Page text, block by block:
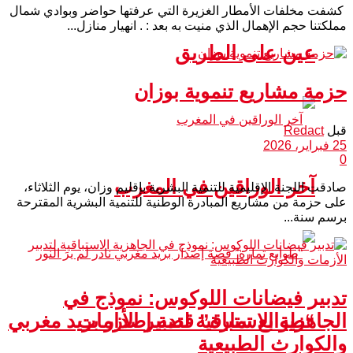
عين على الطريق
آخر الوراقين في المغرب
“طوابع تمارة” قصة إصدار بريد مغربي
كشفت مخلفات الأمطار الغزيرة التي عرفتها حواضر وبوادي شمال
مملكتنا حجم الإهمال الذي منيت به بعد : . انهيار منازل...
حزمة مشاريع تنموية بوزان
قبل Redact
25 فبراير، 2026
0
صادقت اللجنة الإقليمية للتنمية البشرية بإقليم وزان، يوم الثلاثاء،
على حزمة من مشاريع المبادرة الوطنية للتنمية البشرية المقترحة
برسم سنة...
تدبير فيضانات اللوكوس: نموذج في
الجاهزية الاستباقية لتدبير الأزمات
والكوارث الطبيعية